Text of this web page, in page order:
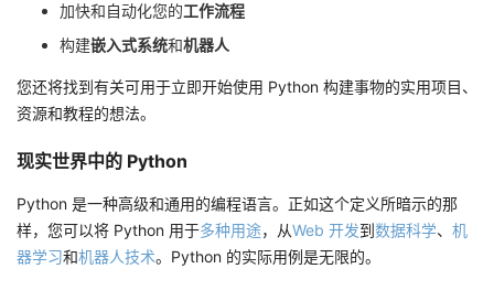
加快和自动化您的工作流程
构建嵌入式系统和机器人
您还将找到有关可用于立即开始使用 Python 构建事物的实用项目、
资源和教程的想法。
现实世界中的 Python
Python 是一种高级和通用的编程语言。正如这个定义所暗示的那
样，您可以将 Python 用于多种用途，从Web 开发到数据科学、 机
器学习和机器人技术。Python 的实际用例是无限的。